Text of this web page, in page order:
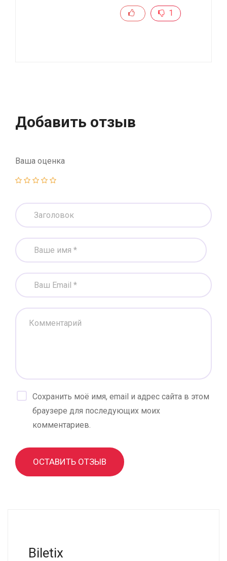
1
Добавить отзыв
ОСТАВИТЬ ОТЗЫВ
Сохранить моё имя, email и адрес сайта в этом
браузере для последующих моих
комментариев.
Ваша оценка
Biletix